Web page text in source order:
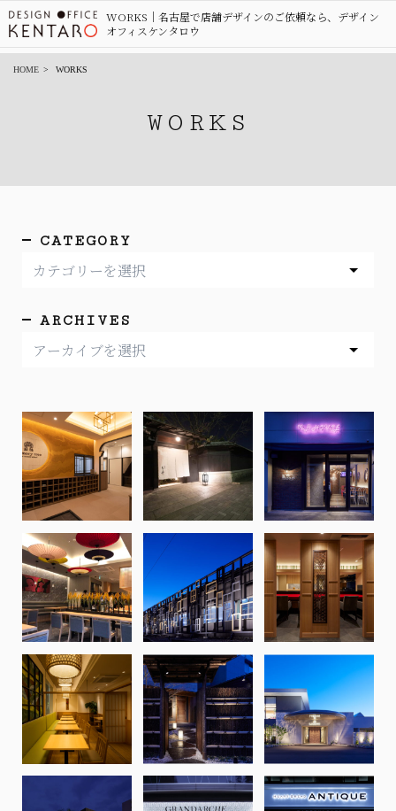
WORKS｜名古屋で店舗デザインのご依頼なら、デザイン
オフィスケンタロウ
HOME WORKS
WORKS
CATEGORY
ARCHIVES